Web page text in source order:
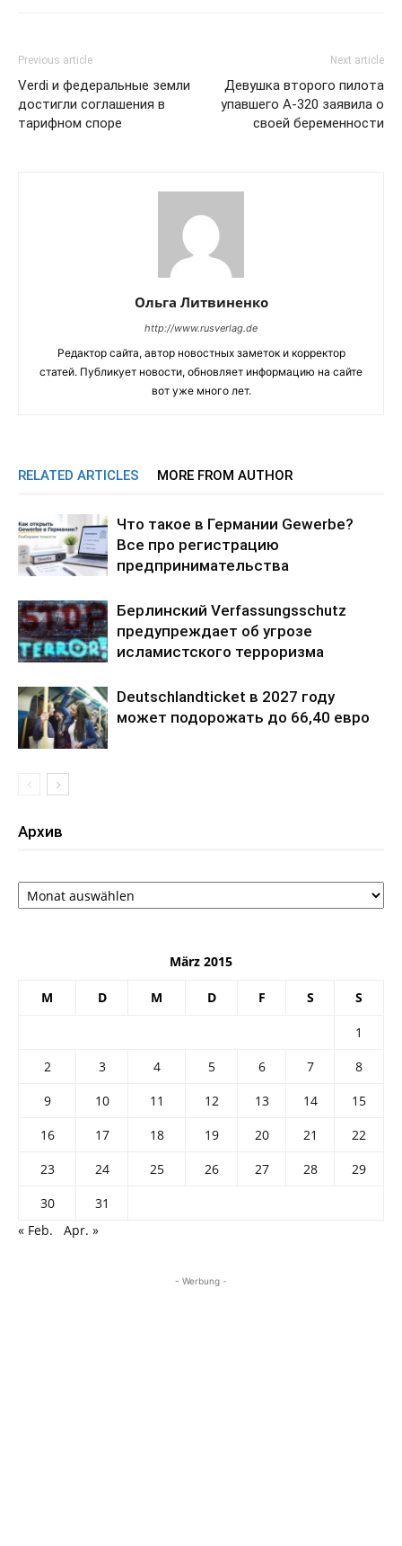
Previous article
Verdi и федеральные земли
достигли соглашения в
тарифном споре
Next article
Девушка второго пилота
упавшего A-320 заявила о
своей беременности
Ольга Литвиненко
http://www.rusverlag.de
Редактор сайта, автор новостных заметок и корректор
статей. Публикует новости, обновляет информацию на сайте
вот уже много лет.
RELATED ARTICLES MORE FROM AUTHOR
Что такое в Германии Gewerbe?
Все про регистрацию
предпринимательства
Берлинский Verfassungsschutz
предупреждает об угрозе
исламистского терроризма
Deutschlandticket в 2027 году
может подорожать до 66,40 евро
Архив
Архив
März 2015
M D M D F S S
1
2
3 4 5 6 7
8
9
10 11 12 13 14
15
16
17 18 19 20 21
22
23
24 25 26 27 28
29
30
31
« Feb.
Apr. »
- Werbung -